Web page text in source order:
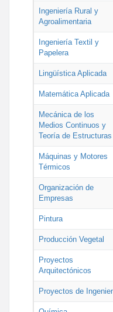
Ingeniería Rural y
Agroalimentaria
Ingeniería Textil y
Papelera
Lingüística Aplicada
Matemática Aplicada
Mecánica de los
Medios Continuos y
Teoría de Estructuras
Máquinas y Motores
Térmicos
Organización de
Empresas
Pintura
Producción Vegetal
Proyectos
Arquitectónicos
Proyectos de